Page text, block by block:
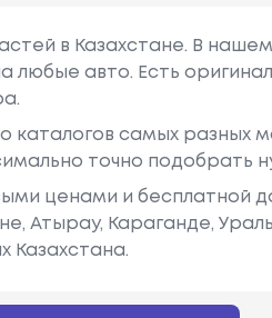
в Казахстане. В
любые авто. Есть
самых разных
точно подобрать
ценами и бесплатной
Атырау, Караганде,
Казахстана.